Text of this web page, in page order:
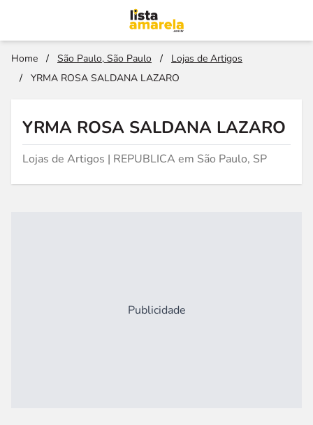
Home / São Paulo, São Paulo /
Lojas de Artigos
/
YRMA ROSA SALDANA LAZARO
YRMA ROSA SALDANA LAZARO
Lojas de Artigos | REPUBLICA em São Paulo, SP
Publicidade